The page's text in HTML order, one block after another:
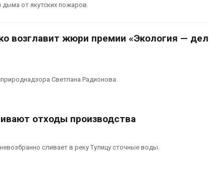
от якутских пожаров.
возглавит жюри премии «Экология —
Светлана Радионова.
отходы производства
сливает в реку Тулицу сточные воды.